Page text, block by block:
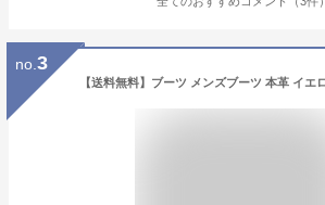
no. 3